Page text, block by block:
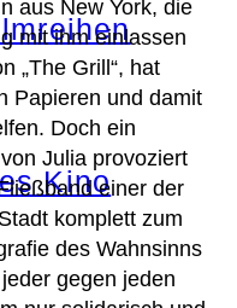
Kino
aus New York, die
mit ihm einlassen
„The Grill“, hat
Papieren und damit
Doch ein
Julia provoziert
einer der
komplett zum
des Wahnsinns
gegen jeden